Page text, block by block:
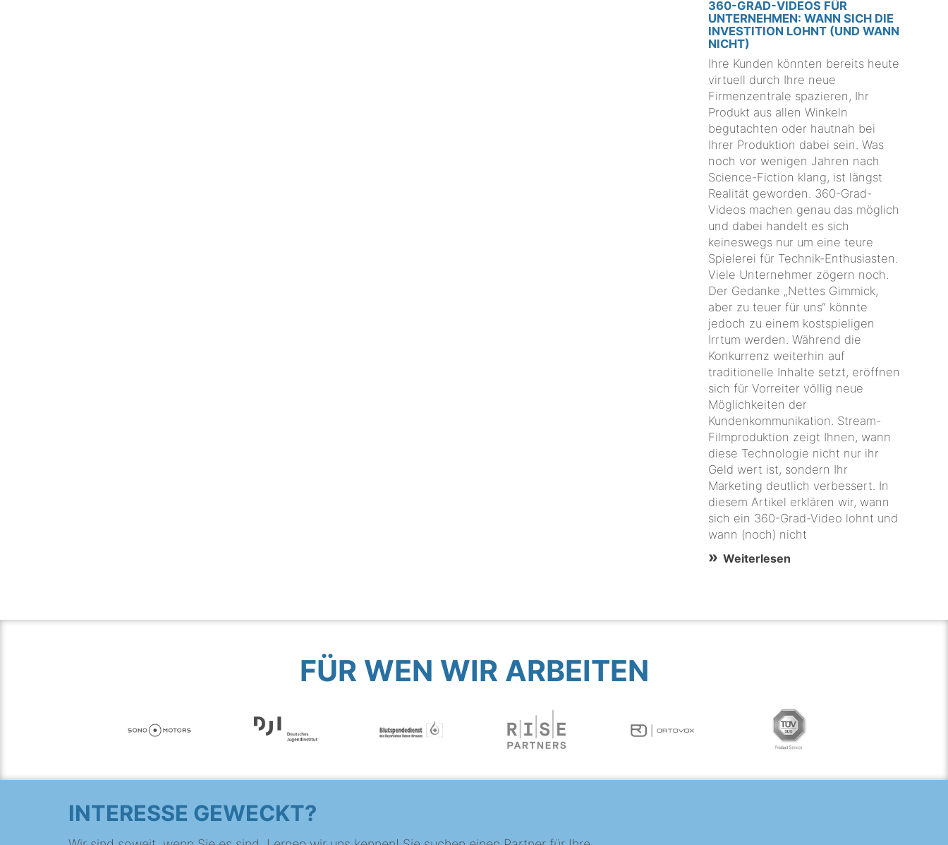
360-GRAD-VIDEOS FÜR
UNTERNEHMEN: WANN SICH DIE
INVESTITION LOHNT (UND WANN
NICHT)
Ihre Kunden könnten bereits heute
virtuell durch Ihre neue
Firmenzentrale spazieren, Ihr
Produkt aus allen Winkeln
begutachten oder hautnah bei
Ihrer Produktion dabei sein. Was
noch vor wenigen Jahren nach
Science-Fiction klang, ist längst
Realität geworden. 360-Grad-
Videos machen genau das möglich
und dabei handelt es sich
keineswegs nur um eine teure
Spielerei für Technik-Enthusiasten.
Viele Unternehmer zögern noch.
Der Gedanke „Nettes Gimmick,
aber zu teuer für uns“ könnte
jedoch zu einem kostspieligen
Irrtum werden. Während die
Konkurrenz weiterhin auf
traditionelle Inhalte setzt, eröffnen
sich für Vorreiter völlig neue
Möglichkeiten der
Kundenkommunikation. Stream-
Filmproduktion zeigt Ihnen, wann
diese Technologie nicht nur ihr
Geld wert ist, sondern Ihr
Marketing deutlich verbessert. In
diesem Artikel erklären wir, wann
sich ein 360-Grad-Video lohnt und
wann (noch) nicht
Weiterlesen
FÜR WEN WIR ARBEITEN
INTERESSE GEWECKT?